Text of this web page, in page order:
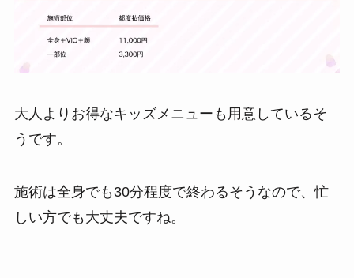
大人よりお得なキッズメニューも用意しているそ
うです。
施術は全身でも30分程度で終わるそうなので、忙
しい方でも大丈夫ですね。